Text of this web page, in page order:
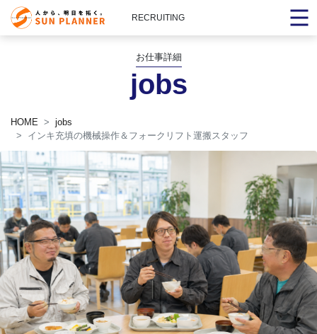
RECRUITING
お仕事詳細
jobs
HOME
jobs
インキ充填の機械操作＆フォークリフト運搬スタッフ